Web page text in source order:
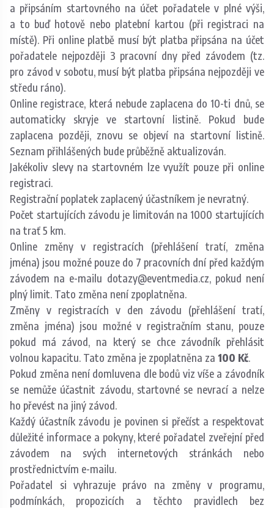
a připsáním startovného na účet pořadatele v plné výši,
a to buď hotově nebo platební kartou (při registraci na
místě). Při online platbě musí být platba připsána na účet
pořadatele nejpozději 3 pracovní dny před závodem (tz.
pro závod v sobotu, musí být platba připsána nejpozději ve
středu ráno).
Online registrace, která nebude zaplacena do 10-ti dnů, se
automaticky skryje ve startovní listině. Pokud bude
zaplacena později, znovu se objeví na startovní listině.
Seznam přihlášených bude průběžně aktualizován.
Jakékoliv slevy na startovném lze využít pouze při online
registraci.
Registrační poplatek zaplacený účastníkem je nevratný.
Počet startujících závodu je limitován na 1000 startujících
na trať 5 km.
Online změny v registracích (přehlášení tratí, změna
jména) jsou možné pouze do 7 pracovních dní před každým
závodem na e-mailu dotazy@eventmedia.cz, pokud není
plný limit. Tato změna není zpoplatněna.
Změny v registracích v den závodu (přehlášení tratí,
změna jména) jsou možné v registračním stanu, pouze
pokud má závod, na který se chce závodník přehlásit
volnou kapacitu. Tato změna je zpoplatněna za 100 Kč.
Pokud změna není domluvena dle bodů viz víše a závodník
se nemůže účastnit závodu, startovné se nevrací a nelze
ho převést na jiný závod.
Každý účastník závodu je povinen si přečíst a respektovat
důležité informace a pokyny, které pořadatel zveřejní před
závodem na svých internetových stránkách nebo
prostřednictvím e-mailu.
Pořadatel si vyhrazuje právo na změny v programu,
podmínkách, propozicích a těchto pravidlech bez